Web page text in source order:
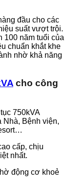
đầu cho các
suất vượt trội.
năm tuổi của
chuẩn khắt khe
nhờ khả năng
cho công
750kVA
Nhà, Bệnh viện,
cấp, chịu
nhất.
động cơ khoẻ